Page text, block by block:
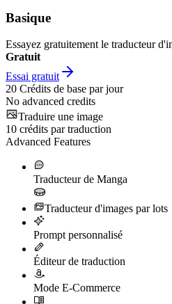
Basique
Essayez gratuitement le traducteur
Gratuit
Essai gratuit
20 Crédits de base par jour
No advanced credits
Traduire une image
10 crédits par traduction
Advanced Features
Traducteur de Manga
Traducteur d'images par lots
Prompt personnalisé
Éditeur de traduction
Mode E-Commerce